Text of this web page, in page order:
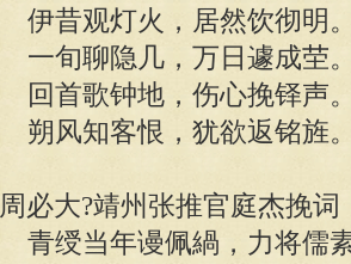
伊昔观灯火，居然饮彻明
一旬聊隐几，万日遽成茔
回首歌钟地，伤心挽铎声
朔风知客恨，犹欲返铭旌
周必大?靖州张推官庭杰挽词
青绶当年谩佩緺，力将儒